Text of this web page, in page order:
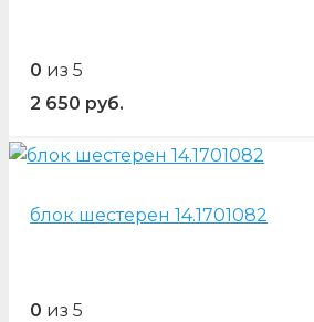
0 из 5
2 650 руб.
блок шестерен 14.1701082
0 из 5